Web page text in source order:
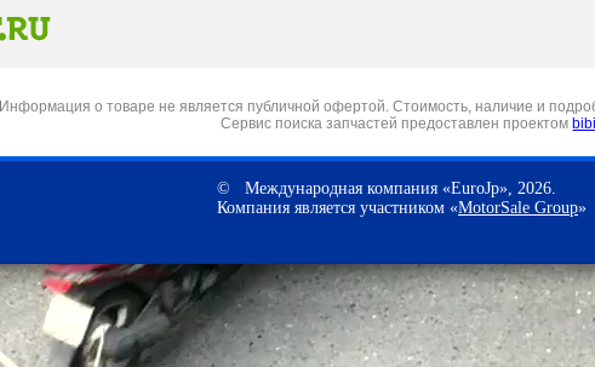
Информация о товаре не является публичной офертой. Стоимость, наличие и
Сервис поиска запчастей предоставлен проектом
© Международная компания «EuroJp», 2026.
Компания является участником «MotorSale Group»